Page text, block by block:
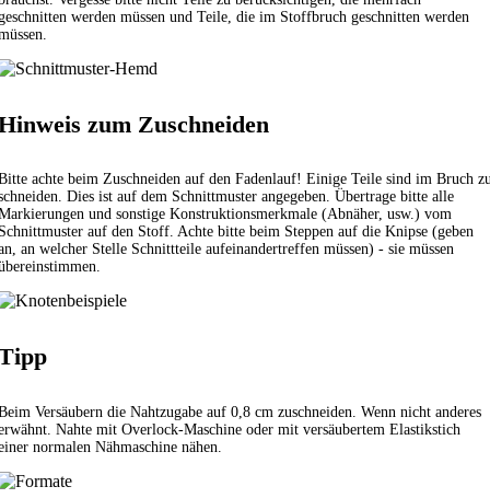
werden müssen und Teile, die im Stoffbruch geschnitten werden
zum Zuschneiden
achte beim Zuschneiden auf den Fadenlauf! Einige Teile sind im Bruch
Dies ist auf dem Schnittmuster angegeben. Übertrage bitte alle
und sonstige Konstruktionsmerkmale (Abnäher, usw.) vom
auf den Stoff. Achte bitte beim Steppen auf die Knipse (geben
an welcher Stelle Schnittteile aufeinandertreffen müssen) - sie müssen
Versäubern die Nahtzugabe auf 0,8 cm zuschneiden. Wenn nicht anderes
Nahte mit Overlock-Maschine oder mit versäubertem Elastikstich
normalen Nähmaschine nähen.